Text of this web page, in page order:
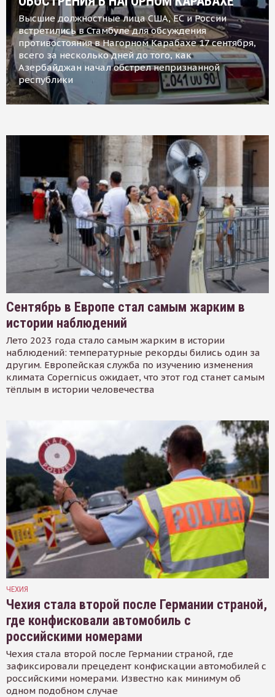
Высшие должностные лица США, ЕС и России
встретились в Стамбуле для обсуждения
противостояния в Нагорном Карабахе 17 сентября,
всего за несколько дней до того, как
Азербайджан начал обстрел непризнанной
республики
Сентябрь в Европе стал самым жарким в
истории наблюдений
Лето 2023 года стало самым жарким в истории
наблюдений: температурные рекорды бились один за
другим. Европейская служба по изучению изменения
климата Copernicus ожидает, что этот год станет самым
тёплым в истории человечества
ЧЕХИЯ
Чехия стала второй после Германии страной,
где конфисковали автомобиль с
российскими номерами
Чехия стала второй после Германии страной, где
зафиксировали прецедент конфискации автомобилей с
российскими номерами. Известно как минимум об
одном подобном случае